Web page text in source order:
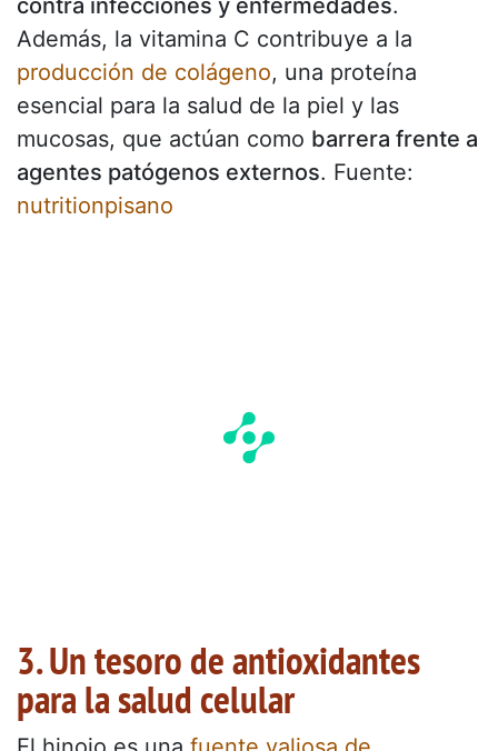
contra infecciones y enfermedades.
Además, la vitamina C contribuye a la
producción de colágeno, una proteína
esencial para la salud de la piel y las
mucosas, que actúan como barrera frente a
agentes patógenos externos. Fuente:
nutritionpisano
3. Un tesoro de antioxidantes
para la salud celular